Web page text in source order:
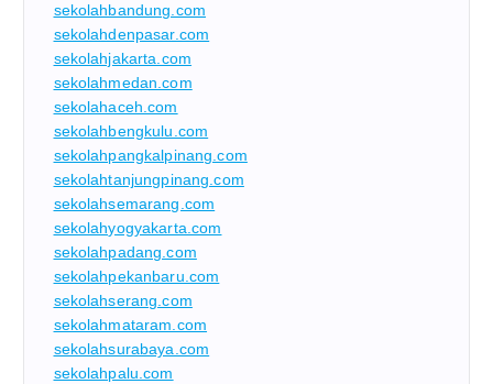
sekolahbandung.com
sekolahdenpasar.com
sekolahjakarta.com
sekolahmedan.com
sekolahaceh.com
sekolahbengkulu.com
sekolahpangkalpinang.com
sekolahtanjungpinang.com
sekolahsemarang.com
sekolahyogyakarta.com
sekolahpadang.com
sekolahpekanbaru.com
sekolahserang.com
sekolahmataram.com
sekolahsurabaya.com
sekolahpalu.com